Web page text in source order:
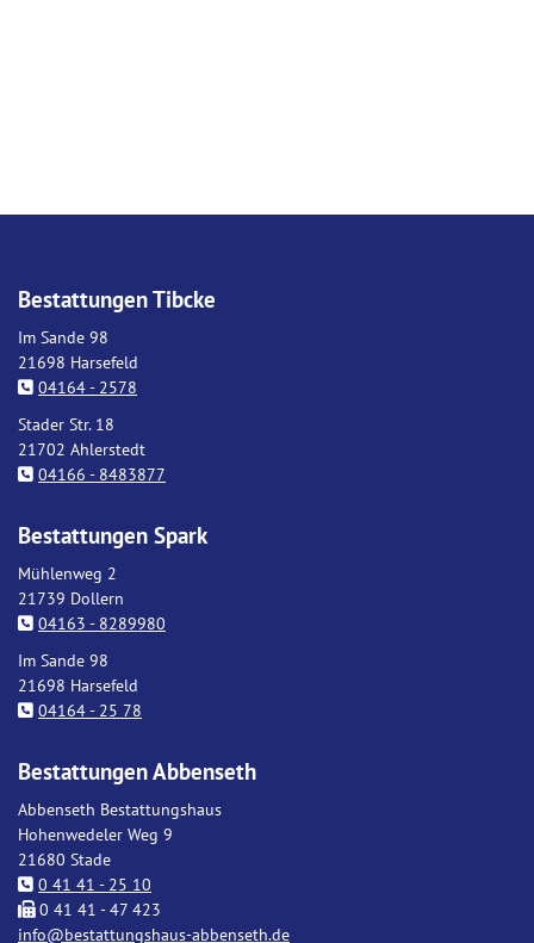
Bestattungen Tibcke
Im Sande 98
21698 Harsefeld
04164 - 2578
Stader Str. 18
21702 Ahlerstedt
04166 - 8483877
Bestattungen Spark
Mühlenweg 2
21739 Dollern
04163 - 8289980
Im Sande 98
21698 Harsefeld
04164 - 25 78
Bestattungen Abbenseth
Abbenseth Bestattungshaus
Hohenwedeler Weg 9
21680 Stade
0 41 41 - 25 10
0 41 41 - 47 423
info@bestattungshaus-abbenseth.de